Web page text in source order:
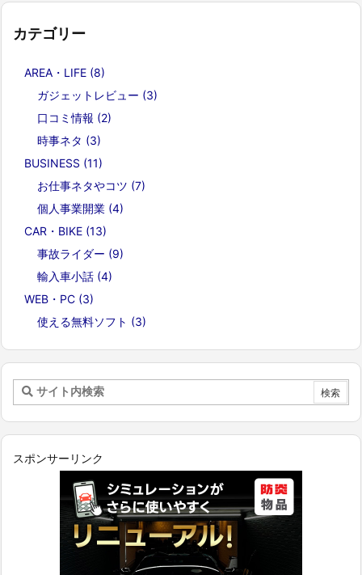
カテゴリー
AREA・LIFE (8)
ガジェットレビュー (3)
口コミ情報 (2)
時事ネタ (3)
BUSINESS (11)
お仕事ネタやコツ (7)
個人事業開業 (4)
CAR・BIKE (13)
事故ライダー (9)
輸入車小話 (4)
WEB・PC (3)
使える無料ソフト (3)
スポンサーリンク